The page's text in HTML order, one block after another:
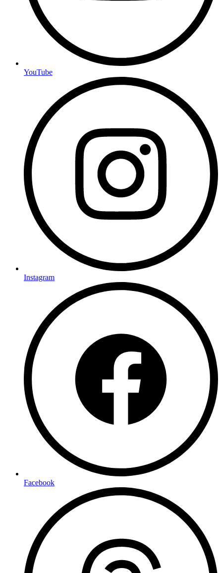
YouTube
Instagram
Facebook